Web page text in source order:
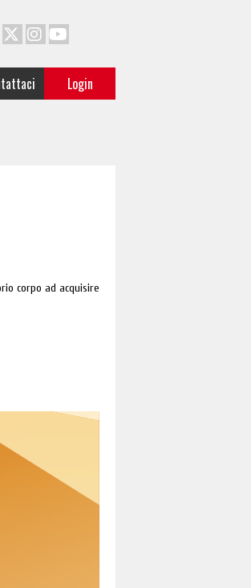
Login
corpo ad acquisire